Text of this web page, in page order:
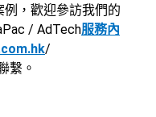
，歡迎參訪我們的
/ AdTech服務內
/
繫。